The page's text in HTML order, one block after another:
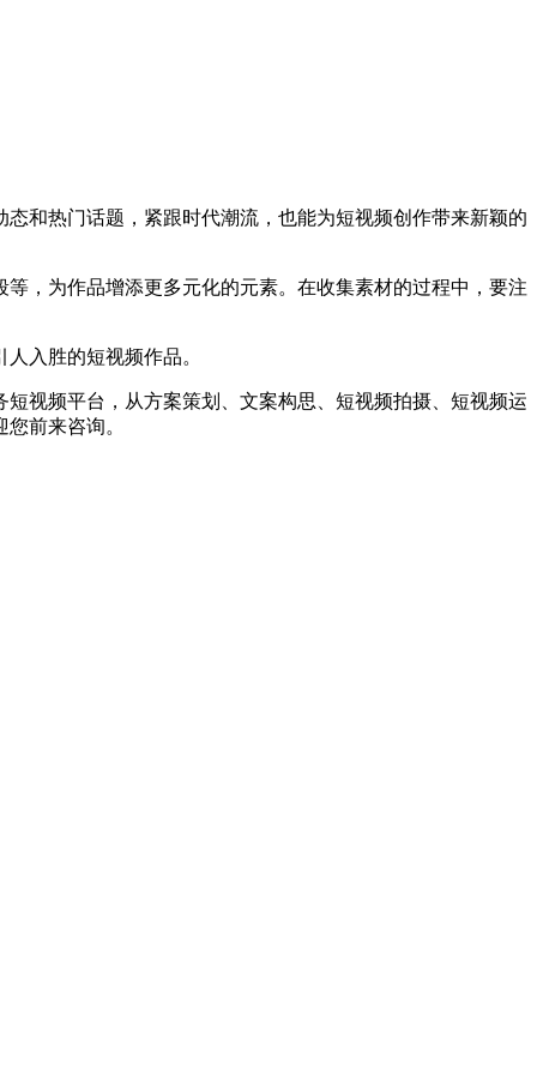
和热门话题，紧跟时代潮流，也能为短视频创作带来新颖的
，为作品增添更多元化的元素。在收集素材的过程中，要注
入胜的短视频作品。
视频平台，从方案策划、文案构思、短视频拍摄、短视频运
前来咨询。